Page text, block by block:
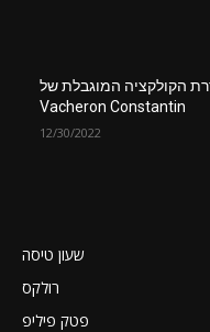
הקולקציה המוגבלת של
Vacheron Constantin
12/30/2022
שעון טיסה
רולקס
פטק פיליפ